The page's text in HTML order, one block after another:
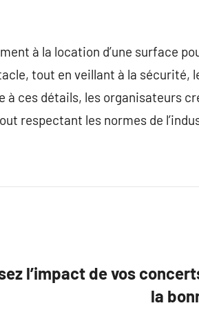
à la location d’une surface
tout en veillant à la sécurité,
à ces détails, les organisateurs
respectant les normes de
l’impact de vos
la